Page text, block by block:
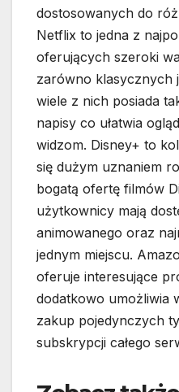
dostosowanych do
Netflix to jedna z
oferujących szeroki
zarówno klasycznych
wiele z nich posiada
napisy co ułatwia
widzom. Disney+ to
się dużym uznaniem
bogatą ofertę filmów
użytkownicy mają
animowanego oraz
jednym miejscu.
oferuje interesujące
dodatkowo umożliwia
zakup pojedynczych
subskrypcji całego